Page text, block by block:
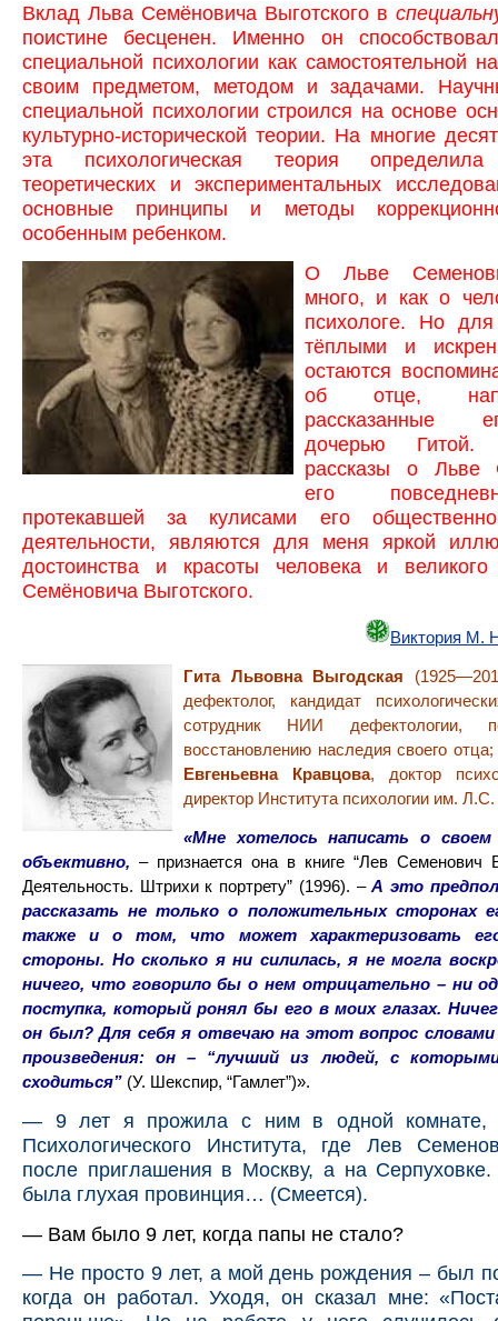
Вклад Льва Семёновича Выготского в
поистине бесценен. Именно он
специальной психологии как самостоятельной
своим предметом, методом и задачами.
специальной психологии строился на основе
культурно-исторической теории. На многие
эта психологическая теория определила
теоретических и экспериментальных
основные принципы и методы
особенным ребенком.
О Льве
много, и как о
психологе. Но
тёплыми и
остаются
об отце,
рассказанные
дочерью
рассказы о Льве
его
протекавшей за кулисами его
деятельности, являются для меня яркой
достоинства и красоты человека и
Семёновича Выготского.
Виктория М.
Гита Львовна Выгодская
дефектолог, кандидат
сотрудник НИИ дефектологии,
восстановлению наследия cвоего
Евгеньевна Кравцова, доктор
директор Института психологии им.
«Мне хотелось написать о своем
объективно, – признается она в книге “Лев Семенович
Деятельность. Штрихи к портрету” (1996). –А это
рассказать не только о положительных сторонах
также и о том, что может характеризовать
стороны. Но сколько я ни силилась, я не могла
ничего, что говорило бы о нем отрицательно – ни
поступка, который ронял бы его в моих глазах.
он был? Для себя я отвечаю на этот вопрос
произведения: он – “лучший из людей, с
сходиться” (У. Шекспир, “Гамлет”)».
— 9 лет я прожила с ним в одной комнате,
Психологического Института, где
Лев
после приглашения в Москву, а на
была глухая провинция… (Смеется).
— Вам было 9 лет, когда папы не стало?
— Не просто 9 лет, а мой день рождения – был
когда он работал. Уходя, он сказал мне: